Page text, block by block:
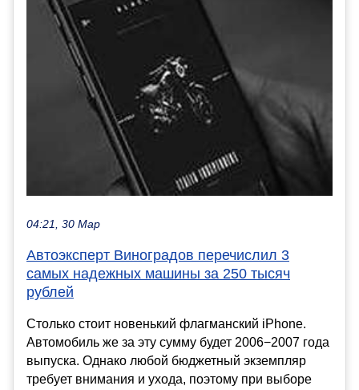
04:21, 30 Мар
Автоэксперт Виноградов перечислил 3
самых надежных машины за 250 тысяч
рублей
Столько стоит новенький флагманский iPhone.
Автомобиль же за эту сумму будет 2006−2007 года
выпуска. Однако любой бюджетный экземпляр
требует внимания и ухода, поэтому при выборе